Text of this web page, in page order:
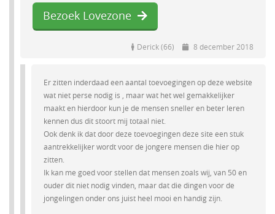
Bezoek Lovezone
Derick (66) 8 december 2018
Er zitten inderdaad een aantal toevoegingen op deze website
wat niet perse nodig is , maar wat het wel gemakkelijker
maakt en hierdoor kun je de mensen sneller en beter leren
kennen dus dit stoort mij totaal niet.
Ook denk ik dat door deze toevoegingen deze site een stuk
aantrekkelijker wordt voor de jongere mensen die hier op
zitten.
Ik kan me goed voor stellen dat mensen zoals wij, van 50 en
ouder dit niet nodig vinden, maar dat die dingen voor de
jongelingen onder ons juist heel mooi en handig zijn.